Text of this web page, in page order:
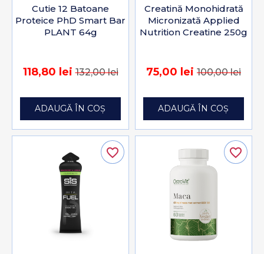
Cutie 12 Batoane
Proteice PhD Smart Bar
PLANT 64g
118,80 lei132,00 lei
ADAUGĂ ÎN COȘ
Creatină Monohidrată
Micronizată Applied
Nutrition Creatine 250g
75,00 lei 100,00 lei
ADAUGĂ ÎN COȘ
favorite_border favorite_border